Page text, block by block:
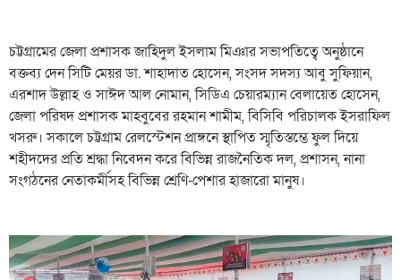
চট্টগ্রামের জেলা প্রশাসক জাহিদুল ইসলাম মিঞার সভাপতিত্বে অনুষ্ঠানে
বক্তব্য দেন সিটি মেয়র ডা. শাহাদাত হোসেন, সংসদ সদস্য আবু সুফিয়ান,
এরশাদ উল্লাহ ও সাঈদ আল নোমান, সিডিএ চেয়ারম্যান বেলায়েত হোসেন,
জেলা পরিষদ প্রশাসক মাহবুবের রহমান শামীম, বিসিবি পরিচালক ইসরাফিল
খসরু। সকালে চট্টগ্রাম রেলস্টেশন প্রাঙ্গনে স্থাপিত স্মৃতিস্তম্ভে ফুল দিয়ে
শহীদদের প্রতি শ্রদ্ধা নিবেদন করে বিভিন্ন রাজনৈতিক দল, প্রশাসন, নানা
সংগঠনের নেতাকর্মীসহ বিভিন্ন শ্রেণি-পেশার হাজারো মানুষ।